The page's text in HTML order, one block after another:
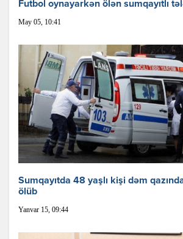
Futbol oynayarkən ölən sumqayıtlı
May 05, 10:41
Sumqayıtda 48 yaşlı kişi dəm
ölüb
Yanvar 15, 09:44